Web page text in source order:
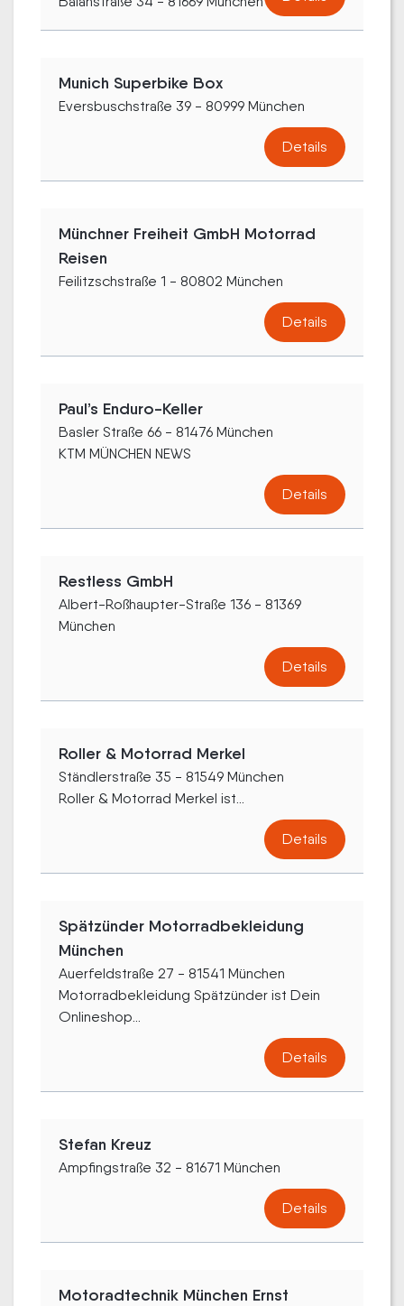
Munich Superbike Box
Eversbuschstraße 39 - 80999 München
Details
Münchner Freiheit GmbH Motorrad
Reisen
Feilitzschstraße 1 - 80802 München
Details
Paul’s Enduro-Keller
Basler Straße 66 - 81476 München
KTM MÜNCHEN NEWS
Details
Restless GmbH
Albert-Roßhaupter-Straße 136 - 81369
München
Details
Roller & Motorrad Merkel
Ständlerstraße 35 - 81549 München
Roller & Motorrad Merkel ist...
Details
Spätzünder Motorradbekleidung
München
Auerfeldstraße 27 - 81541 München
Motorradbekleidung Spätzünder ist Dein
Onlineshop...
Details
Stefan Kreuz
Ampfingstraße 32 - 81671 München
Details
Motoradtechnik München Ernst